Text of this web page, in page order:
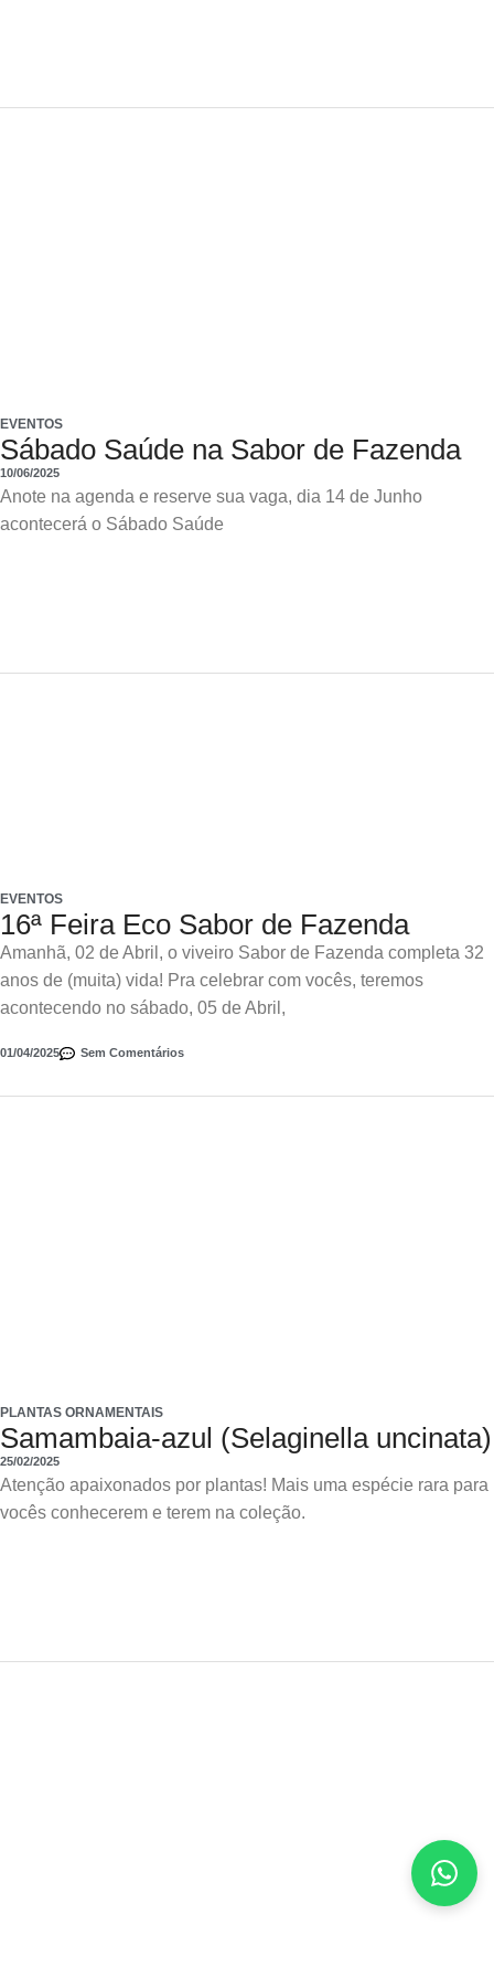
EVENTOS
Sábado Saúde na Sabor de Fazenda
10/06/2025
Anote na agenda e reserve sua vaga, dia 14 de Junho
acontecerá o Sábado Saúde
EVENTOS
16ª Feira Eco Sabor de Fazenda
Amanhã, 02 de Abril, o viveiro Sabor de Fazenda completa 32
anos de (muita) vida! Pra celebrar com vocês, teremos
acontecendo no sábado, 05 de Abril,
01/04/2025 Sem Comentários
PLANTAS ORNAMENTAIS
Samambaia-azul (Selaginella uncinata)
25/02/2025
Atenção apaixonados por plantas! Mais uma espécie rara para
vocês conhecerem e terem na coleção.